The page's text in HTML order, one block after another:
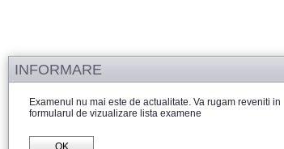
INFORMARE
Examenul nu mai este de actualitate. Va rugam reveniti in
formularul de vizualizare lista examene
OK